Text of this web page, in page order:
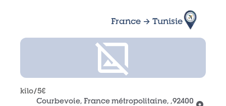
France → Tunisie
5€
/kilo
92400, Courbevoie, France métropolitaine,